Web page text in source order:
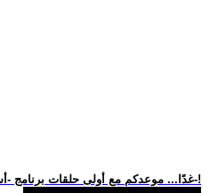
.. غدًا... موعدكم مع أولى حلقات برنامج -أسئلة حارقة-!